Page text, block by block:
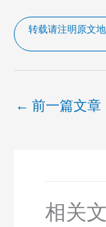
转载请注明原文
← 前一篇文章
相关